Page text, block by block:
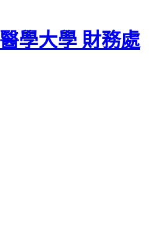
學大學 財務處